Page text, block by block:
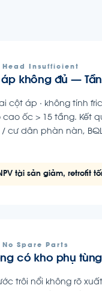
Insufficient
không đủ —
cột áp · không tính
cao ốc > 15 tầng. Kết
/ cư dân phàn nàn,
tài sản giảm, retrofit
Spare Parts
có kho phụ
trôi nổi không rõ